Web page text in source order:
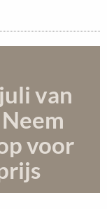
van
voor